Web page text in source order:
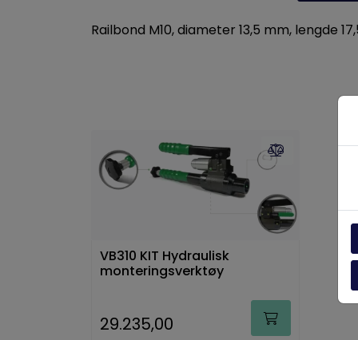
Railbond M10, diameter 13,5 mm, lengde
VB310 KIT Hydraulisk
monteringsverktøy
29.235,00